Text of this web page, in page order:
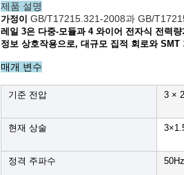
제품 설명
가정이 GB/T17215.321-2008과 GB/
레일 3은 다중-모듈과 4 와이어 전자식 전력
정보 상호작용으로, 대규모 집적 회로와 SMT
매개 변수
기준 전압 3 ×
현재 상술
정격 주파수 50Hz